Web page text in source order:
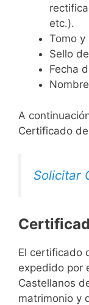
etc.).
Tomo y
Sello
Fecha
A
Certificado
Solicitar
El certificado
expedido por
Castellanos
matrimonio y